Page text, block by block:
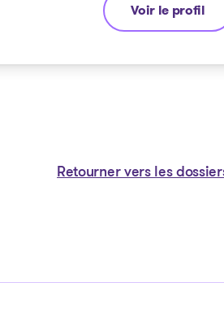
Voir le profil
Michel Thibault
Retourner vers les